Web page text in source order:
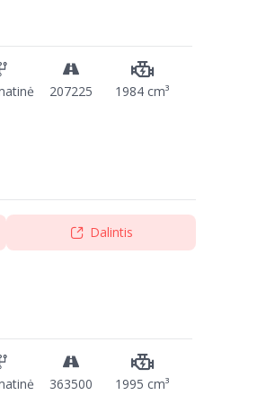
207225 1984 cm³
Dalintis
363500 1995 cm³